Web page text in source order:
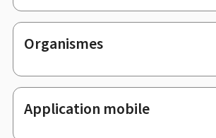
Organismes
Application mobile